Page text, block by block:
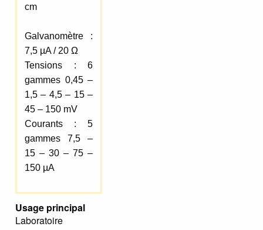
cm
Galvanomètre :
7,5 µA / 20 Ω
Tensions : 6
gammes 0,45 –
1,5 – 4,5 – 15 –
45 – 150 mV
Courants : 5
gammes 7,5 –
15 – 30 – 75 –
150 µA
Usage principal
Laboratoire